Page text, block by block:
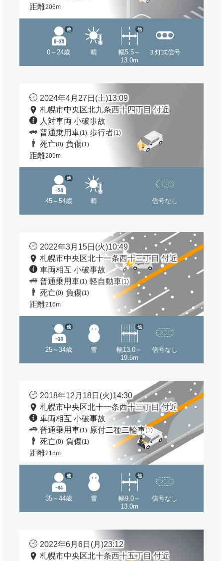
距離206m
0～24歳
他
晴
幅5.5～
13.0m
他
３灯式信号
2024年4月27日(土)13:09
札幌市中央区北九条西十四丁目 付近
人対車両 小破事故
普通乗用車(1) 歩行者(1)
死亡(0) 負傷(1)
距離209m
45～54歳
他
晴 信号なし
2022年3月15日(火)10:49
札幌市中央区北十一条西十三丁目 付近
車両相互 小破事故
普通乗用車(1) 軽自動車(1)
死亡(0) 負傷(1)
距離216m
25～34歳
他
雪
幅13.0～
19.5m
他
信号なし
2018年12月18日(火)14:30
札幌市中央区北十一条西十三丁目 付近
車両相互 小破事故
普通乗用車(1) 原付二種二輪車(1)
死亡(0) 負傷(1)
距離218m
35～44歳
他
雪
幅9.0～
13.0m
他
信号なし
2022年6月6日(月)23:12
札幌市中央区北十条西十五丁目 付近